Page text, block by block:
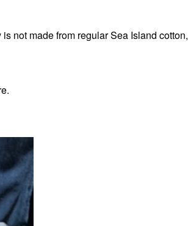
not made from regular Sea Island cotton,